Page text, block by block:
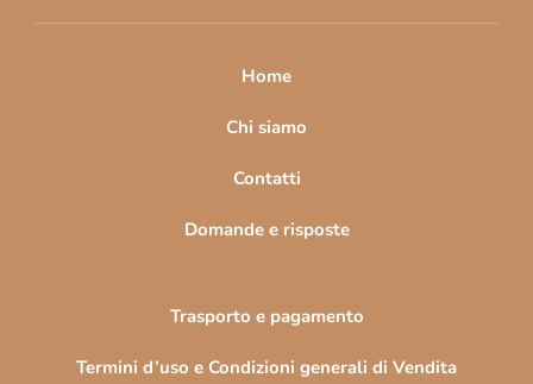
Home
Chi siamo
Contatti
Domande e risposte
Trasporto e pagamento
Termini d’uso e Condizioni generali di Vendita